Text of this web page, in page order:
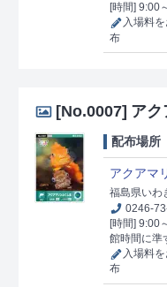
[時間] 9:00
入場料
布
[No.0007] アク
配布場所
アクアマ
福島県いわ
0246-
[時間] 9:00
館時間に準
入場料
布